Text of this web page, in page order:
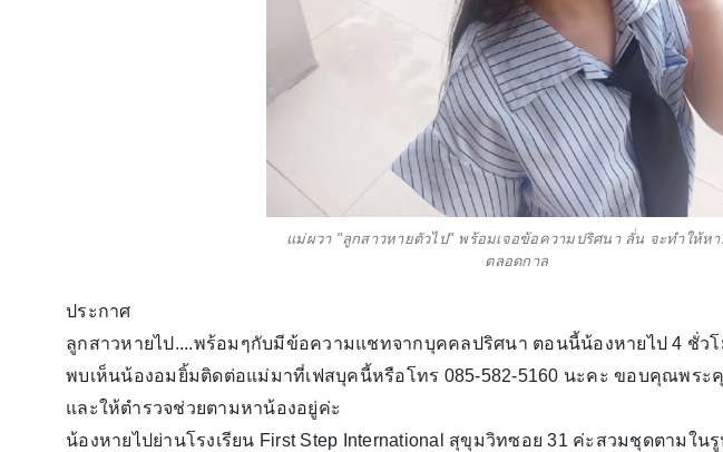
แม่ผวา "ลูกสาวหายตัวไป" พร้อมเจอข้อความปริศนา ลั่น จะทำให้หา
ตลอดกาล
ประกาศ
ลูกสาวหายไป....พร้อมๆกับมีข้อความแชทจากบุคคลปริศนา ตอนนี้น้องหายไป 4 ชั่วโ
พบเห็นน้องอมยิ้มติดต่อแม่มาที่เฟสบุคนี้หรือโทร 085-582-5160 นะคะ ขอบคุณพร
และให้ตำรวจช่วยตามหาน้องอยู่ค่ะ
น้องหายไปย่านโรงเรียน First Step International สุขุมวิทซอย 31 ค่ะสวมชุดตามใน